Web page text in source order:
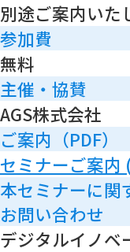
別途ご案内いた
参加費
無料
主催・協賛
AGS株式会社
ご案内（PDF）
セミナーご案内
本セミナーに関
お問い合わせ
デジタルイノ